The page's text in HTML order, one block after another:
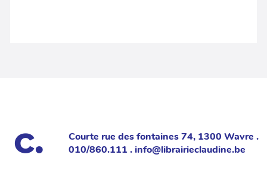
Courte rue des fontaines 74, 1300 Wavre .
010/860.111 . info@librairieclaudine.be